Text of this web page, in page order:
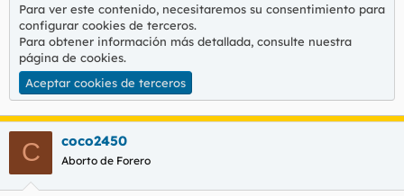
Para ver este contenido, necesitaremos su consentimiento para
configurar cookies de terceros.
Para obtener información más detallada, consulte nuestra
página de cookies.
Aceptar cookies de terceros
C coco2450
Aborto de Forero